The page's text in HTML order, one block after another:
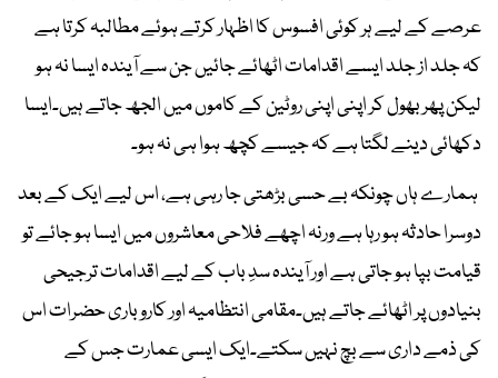
عرصے کے لیے ہر کوئی افسوس کا اظہار کرتے ہوئے مطالبہ کرتا ہے
کہ جلد از جلد ایسے اقدامات اٹھائے جائیں جن سے آیندہ ایسا نہ ہو
لیکن پھر بھول کر اپنی اپنی روٹین کے کاموں میں الجھ جاتے ہیں۔ایسا
دکھائی دینے لگتا ہے کہ جیسے کچھ ہوا ہی نہ ہو۔
ہمارے ہاں چونکہ بے حسی بڑھتی جا رہی ہے، اس لیے ایک کے بعد
دوسرا حادثہ ہو رہا ہے ورنہ اچھے فلاحی معاشروں میں ایسا ہو جائے تو
قیامت بپا ہو جاتی ہے اور آیندہ سدِ باب کے لیے اقدامات ترجیحی
بنیادوں پر اٹھائے جاتے ہیں۔مقامی انتظامیہ اور کاروباری حضرات اس
کی ذمے داری سے بچ نہیں سکتے۔ایک ایسی عمارت جس کے